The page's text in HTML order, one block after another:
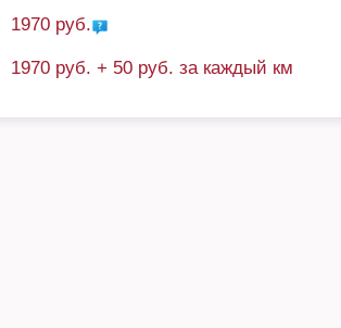
1970 руб.
1970 руб. + 50 руб. за каждый км